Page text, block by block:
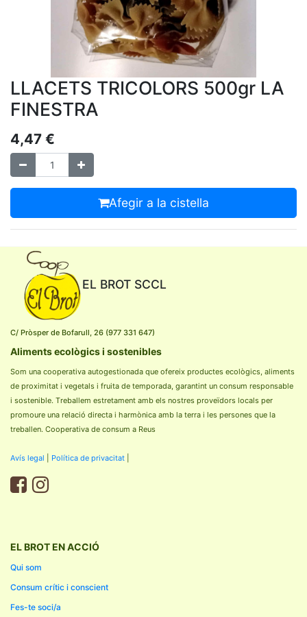
LLACETS TRICOLORS 500gr LA
FINESTRA
4,47 €
Afegir a la cistella
EL BROT SCCL
C/ Pròsper de Bofarull, 26 (977 331 647)
Aliments ecològics i sostenibles
Som una cooperativa autogestionada que ofereix productes ecològics, aliments
de proximitat i vegetals i fruita de temporada, garantint un consum responsable
i sostenible. Treballem estretament amb els nostres proveïdors locals per
promoure una relació directa i harmònica amb la terra i les persones que la
treballen. Cooperativa de consum a Reus
Avís legal Política de privacitat
EL BROT EN ACCIÓ
Qui som
Consum crític i conscient
Fes-te soci/a